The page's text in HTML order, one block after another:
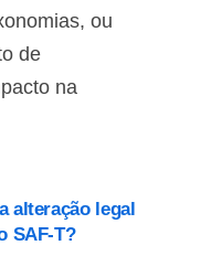
ou
de
na
alteração legal
SAF-T?